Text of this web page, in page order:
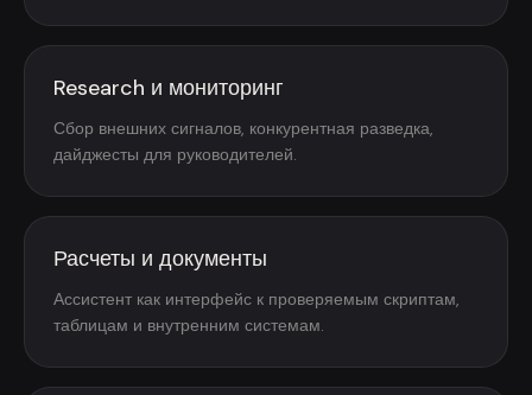
Research и мониторинг
Сбор внешних сигналов, конкурентная разведка,
дайджесты для руководителей.
Расчеты и документы
Ассистент как интерфейс к проверяемым скриптам,
таблицам и внутренним системам.